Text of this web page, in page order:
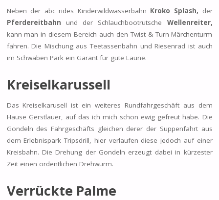
Neben der abc rides Kinderwildwasserbahn Kroko Splash, der
Pferdereitbahn und der Schlauchbootrutsche Wellenreiter,
kann man in diesem Bereich auch den Twist & Turn Märchenturm
fahren. Die Mischung aus Teetassenbahn und Riesenrad ist auch
im Schwaben Park ein Garant für gute Laune.
Kreiselkarussell
Das Kreiselkarusell ist ein weiteres Rundfahrgeschäft aus dem
Hause Gerstlauer, auf das ich mich schon ewig gefreut habe. Die
Gondeln des Fahrgeschäfts gleichen derer der Suppenfahrt aus
dem Erlebnispark Tripsdrill, hier verlaufen diese jedoch auf einer
Kreisbahn. Die Drehung der Gondeln erzeugt dabei in kürzester
Zeit einen ordentlichen Drehwurm.
Verrückte Palme